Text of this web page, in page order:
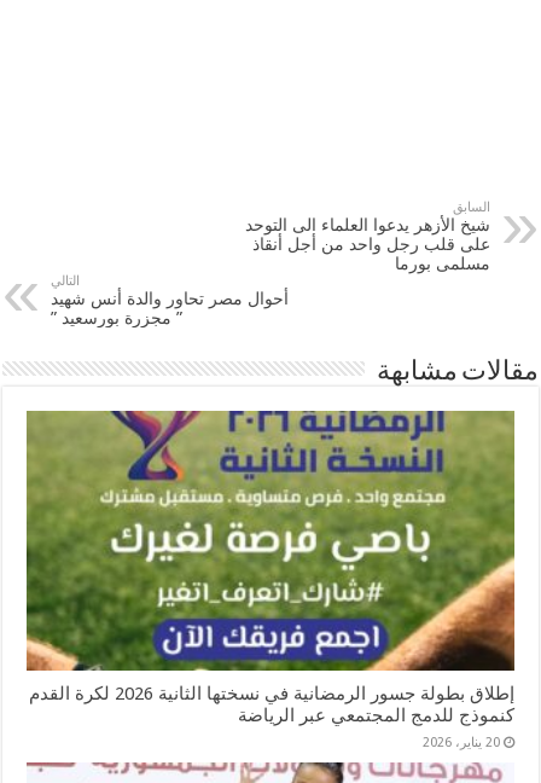
السابق
شيخ الأزهر يدعوا العلماء الى التوحد
على قلب رجل واحد من أجل أنقاذ
مسلمى بورما
التالي
أحوال مصر تحاور والدة أنس شهيد
” مجزرة بورسعيد ”
مقالات مشابهة
إطلاق بطولة جسور الرمضانية في نسختها الثانية 2026 لكرة القدم
كنموذج للدمج المجتمعي عبر الرياضة
20 يناير، 2026